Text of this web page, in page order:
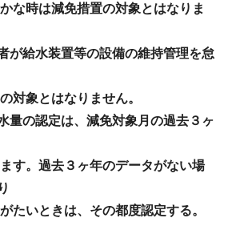
時は減免措置の対象とはなりま
が給水装置等の設備の維持管理を怠
象とはなりません。
量の認定は、減免対象月の過去３ヶ
。過去３ヶ年のデータがない場
いときは、その都度認定する。